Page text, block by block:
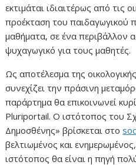
εκτιμάται ιδιαιτέρως από τις
προέκταση του παιδαγωγικού
μαθήματα, σε ένα περιβάλλον
ψυχαγωγικό για τους μαθητές.
Ως αποτέλεσμα της
συνεχίζει την πράσινη
παράρτημα θα επικοινωνεί
Pluriportail. Ο ιστότοπος του
Δημοσθένης» βρίσκεται στο
βελτιωμένος και
ιστότοπος θα είναι η πηγή